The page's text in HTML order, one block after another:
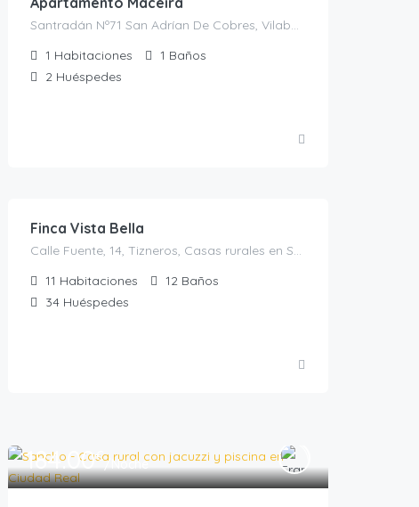
Santradán Nº71 San Adrían De Cobres, Vilaboa, Casas Rurales en Pontevedra, España
1 Habitaciones 1 Baños
2 Huéspedes
Finca Vista Bella
Calle Fuente, 14, Tizneros, Casas rurales en Segovia, España
11 Habitaciones 12 Baños
34 Huéspedes
184.00€/Noche